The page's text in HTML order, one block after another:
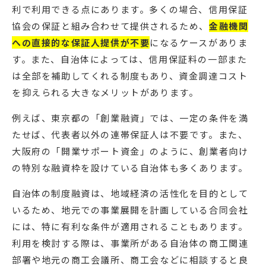
利で利用できる点にあります。多くの場合、信用保証
協会の保証と組み合わせて提供されるため、金融機関
への直接的な保証人提供が不要になるケースがありま
す。また、自治体によっては、信用保証料の一部また
は全部を補助してくれる制度もあり、資金調達コスト
を抑えられる大きなメリットがあります。
例えば、東京都の「創業融資」では、一定の条件を満
たせば、代表者以外の連帯保証人は不要です。また、
大阪府の「開業サポート資金」のように、創業者向け
の特別な融資枠を設けている自治体も多くあります。
自治体の制度融資は、地域経済の活性化を目的として
いるため、地元での事業展開を計画している合同会社
には、特に有利な条件が適用されることもあります。
利用を検討する際は、事業所がある自治体の商工関連
部署や地元の商工会議所、商工会などに相談すると良